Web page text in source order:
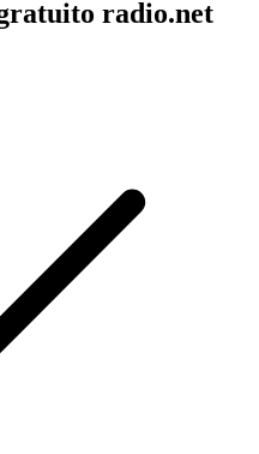
radio.net